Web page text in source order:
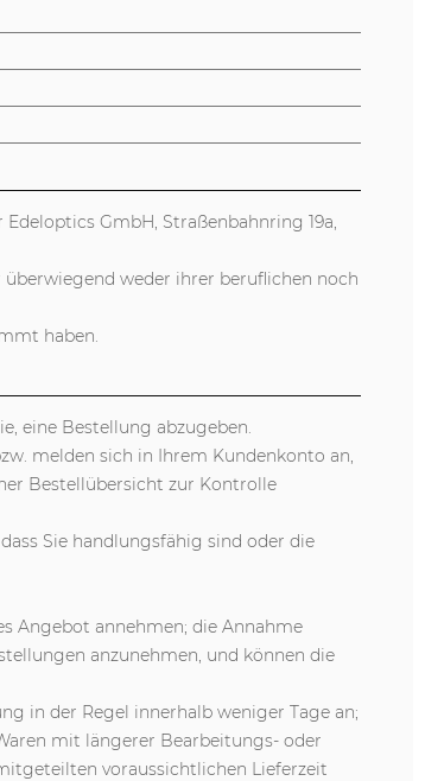
GmbH, Straßenbahnring 19a,
weder ihrer beruflichen noch
haben.
eine Bestellung abzugeben.
melden sich in Ihrem Kundenkonto an,
Bestellübersicht zur Kontrolle
Sie handlungsfähig sind oder die
Angebot annehmen; die Annahme
anzunehmen, und können die
in der Regel innerhalb weniger Tage an;
mit längerer Bearbeitungs- oder
voraussichtlichen Lieferzeit